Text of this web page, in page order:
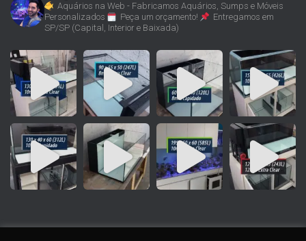
Aquários na Web - Fabricamos Aquários, Sumps e Móveis
Personalizados
Peça um orçamento!
Entregamos em
SP/SP (Capital, Interior e Baixada)